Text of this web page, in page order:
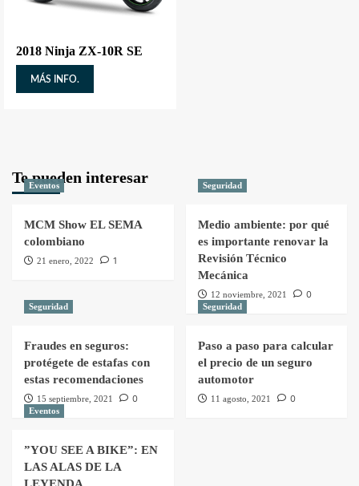
2018 Ninja ZX-10R SE
MÁS INFO.
Te pueden interesar
Eventos
MCM Show EL SEMA
colombiano
21 enero, 2022 1
Seguridad
Medio ambiente: por qué
es importante renovar la
Revisión Técnico
Mecánica
12 noviembre, 2021 0
Seguridad
Fraudes en seguros:
protégete de estafas con
estas recomendaciones
15 septiembre, 2021 0
Seguridad
Paso a paso para calcular
el precio de un seguro
automotor
11 agosto, 2021 0
Eventos
”YOU SEE A BIKE”: EN
LAS ALAS DE LA